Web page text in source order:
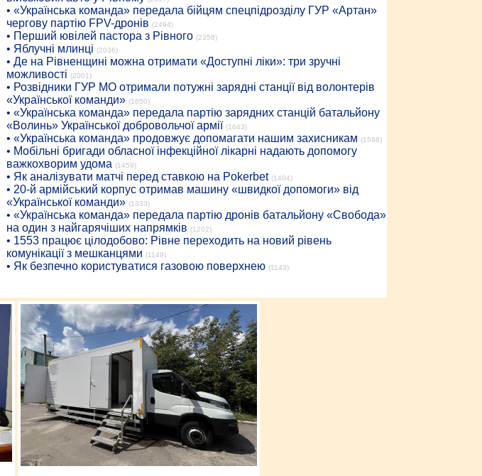
• «Українська команда» передала бійцям спецпідрозділу ГУР «Артан»
чергову партію FPV-дронів (2494)
• Перший ювілей пастора з Рівного (2358)
• Яблучні млинці (2036)
• Де на Рівненщині можна отримати «Доступні ліки»: три зручні
можливості (2001)
• Розвідники ГУР МО отримали потужні зарядні станції від волонтерів
«Української команди» (1650)
• «Українська команда» передала партію зарядних станцій батальйону
«Волинь» Української добровольчої армії (1643)
• «Українська команда» продовжує допомагати нашим захисникам (1598)
• Мобільні бригади обласної інфекційної лікарні надають допомогу
важкохворим удома (1459)
• Як аналізувати матчі перед ставкою на Pokerbet (1404)
• 20-й армійський корпус отримав машину «швидкої допомоги» від
«Української команди» (1333)
• «Українська команда» передала партію дронів батальйону «Свобода»
на один з найгарячіших напрямків (1202)
• 1553 працює цілодобово: Рівне переходить на новий рівень
комунікації з мешканцями (1149)
• Як безпечно користуватися газовою поверхнею (1143)